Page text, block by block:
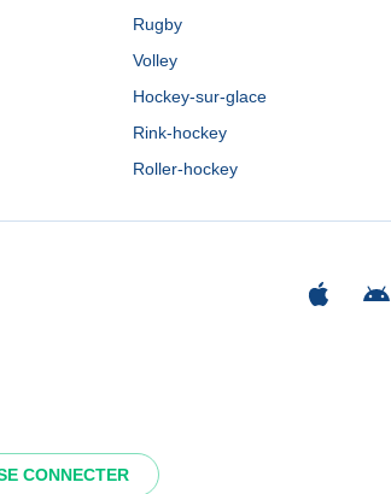
CONNECTER
Rugby
Volley
Hockey-sur-glace
Rink-hockey
Roller-hockey